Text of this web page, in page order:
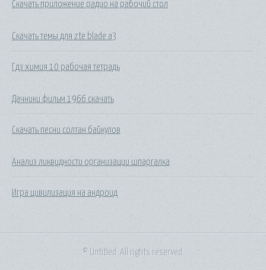
Скачать приложение радио на рабочий стол
Скачать темы для zte blade a3
Гдз химия 10 рабочая тетрадь
Дачники фильм 1966 скачать
Скачать песни солтан байкулов
Анализ ликвидности организации шпаргалка
Игра цивилизация на андроид
© Untitled. All rights reserved.